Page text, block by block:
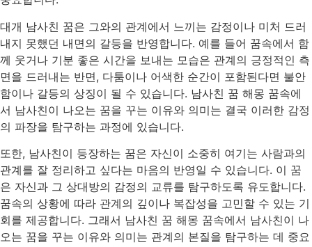
대개 남사친 꿈은 그와의 관계에서 느끼는 감정이나 미처 드러
내지 못했던 내면의 갈등을 반영합니다. 예를 들어 꿈속에서 함
께 웃거나 기분 좋은 시간을 보내는 모습은 관계의 긍정적인 측
면을 드러내는 반면, 다툼이나 어색한 순간이 포함된다면 불안
함이나 갈등의 상징이 될 수 있습니다. 남사친 꿈 해몽 꿈속에
서 남사친이 나오는 꿈을 꾸는 이유와 의미는 결국 이러한 감정
의 파장을 탐구하는 과정에 있습니다.
또한, 남사친이 등장하는 꿈은 자신이 소중히 여기는 사람과의
관계를 잘 정리하고 싶다는 마음의 반영일 수 있습니다. 이 꿈
은 자신과 그 상대방의 감정의 교류를 탐구하도록 유도합니다.
꿈속의 상황에 따라 관계의 깊이나 복잡성을 고민할 수 있는 기
회를 제공합니다. 그래서 남사친 꿈 해몽 꿈속에서 남사친이 나
오는 꿈을 꾸는 이유와 의미는 관계의 본질을 탐구하는 데 중요